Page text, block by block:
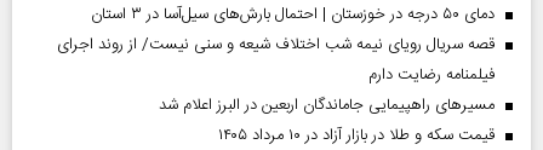
دمای ۵۰ درجه در خوزستان | احتمال بارش‌های سیل‌آسا در ۳ استان
قصه سریال رویای نیمه شب اختلاف شیعه و سنی نیست/ از روند اجرای
فیلمنامه رضایت دارم
مسیر‌های راهپیمایی جاماندگان اربعین در البرز اعلام شد
قیمت سکه و طلا در بازار آزاد در ۱۰ مرداد ۱۴۰۵